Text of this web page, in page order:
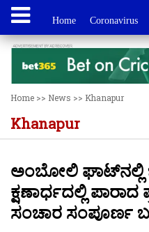
Home Coronavirus
Home >> News >> Khanapur
Khanapur
ಅಂಬೋಲಿ ಘಾಟ್‌ನಲ್ಲಿ
ಕ್ಷಣಾರ್ಧದಲ್ಲಿ
ಸಂಚಾರ ಸಂಪೂರ್ಣ